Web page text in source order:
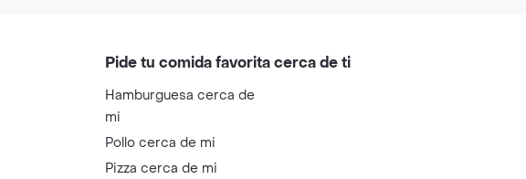
Pide tu comida favorita cerca de ti
Hamburguesa cerca de
mi
Pollo cerca de mi
Pizza cerca de mi